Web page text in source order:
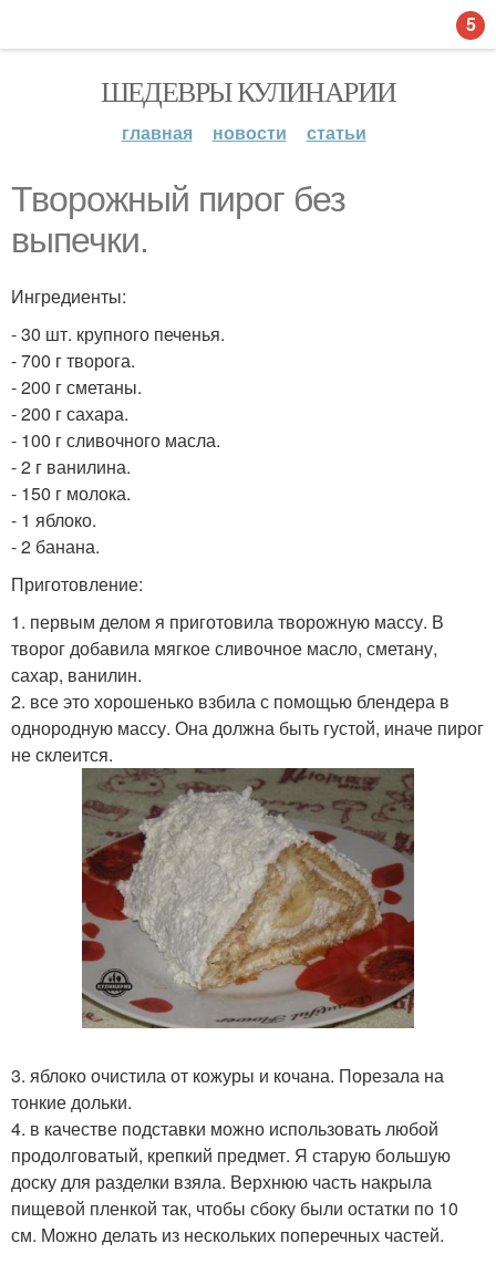
ШЕДЕВРЫ КУЛИНАРИИ
главная новости статьи
Творожный пирог без
выпечки.
Ингредиенты:
- 30 шт. крупного печенья.
- 700 г творога.
- 200 г сметаны.
- 200 г сахара.
- 100 г сливочного масла.
- 2 г ванилина.
- 150 г молока.
- 1 яблоко.
- 2 банана.
Приготовление:
1. первым делом я приготовила творожную массу. В
творог добавила мягкое сливочное масло, сметану,
сахар, ванилин.
2. все это хорошенько взбила с помощью блендера в
однородную массу. Она должна быть густой, иначе пирог
не склеится.
3. яблоко очистила от кожуры и кочана. Порезала на
тонкие дольки.
4. в качестве подставки можно использовать любой
продолговатый, крепкий предмет. Я старую большую
доску для разделки взяла. Верхнюю часть накрыла
пищевой пленкой так, чтобы сбоку были остатки по 10
см. Можно делать из нескольких поперечных частей.
5